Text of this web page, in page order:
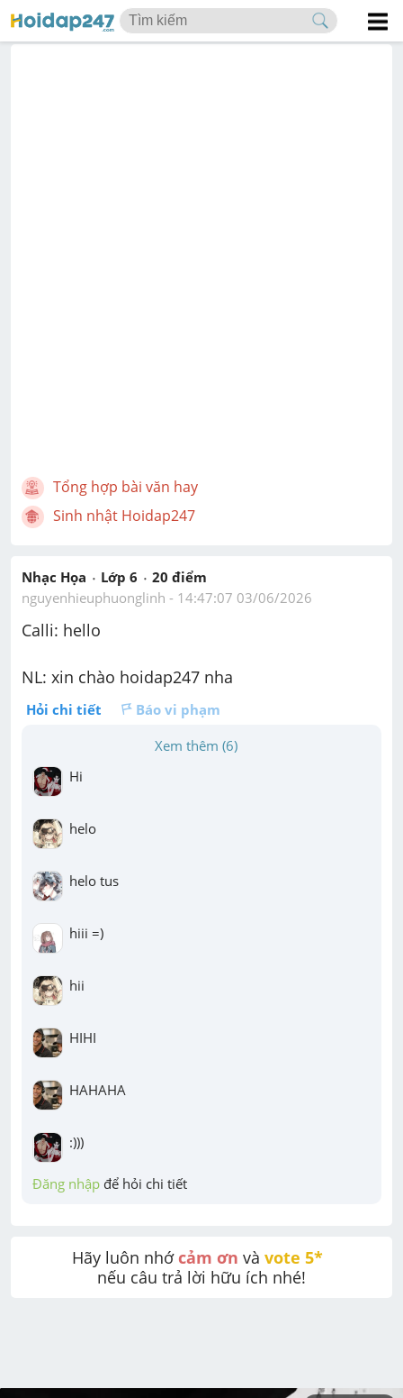
Tổng hợp bài văn hay
Sinh nhật Hoidap247
Nhạc Họa Lớp 6 20 điểm
nguyenhieuphuonglinh - 14:47:07 03/06/2026
Calli: hello
NL: xin chào hoidap247 nha
Hỏi chi tiết
Báo vi phạm
Xem thêm (6)
Hi
helo
helo tus
hiii =)
hii
HIHI
HAHAHA
:)))
Đăng nhập để hỏi chi tiết
Hãy luôn nhớ cảm ơn và vote 5*
nếu câu trả lời hữu ích nhé!